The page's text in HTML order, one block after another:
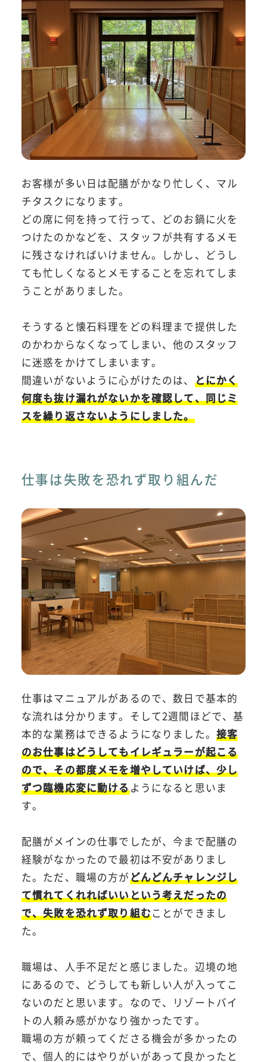
お客様が多い日は配膳がかなり忙しく、マル
チタスクになります。
どの席に何を持って行って、どのお鍋に火を
つけたのかなどを、スタッフが共有するメモ
に残さなければいけません。しかし、どうし
ても忙しくなるとメモすることを忘れてしま
うことがありました。
そうすると懐石料理をどの料理まで提供した
のかわからなくなってしまい、他のスタッフ
に迷惑をかけてしまいます。
間違いがないように心がけたのは、 とにかく
何度も抜け漏れがないかを確認して、同じミ
スを繰り返さないようにしました。
仕事は失敗を恐れず取り組んだ
仕事はマニュアルがあるので、数日で基本的
な流れは分かります。そして2週間ほどで、基
本的な業務はできるようになりました。 接客
のお仕事はどうしてもイレギュラーが起こる
ので、その都度メモを増やしていけば、少し
ずつ臨機応変に動けるようになると思いま
す。
配膳がメインの仕事でしたが、今まで配膳の
経験がなかったので最初は不安がありまし
た。ただ、職場の方がどんどんチャレンジし
て慣れてくれればいいという考えだったの
で、失敗を恐れず取り組むことができまし
た。
職場は、人手不足だと感じました。辺境の地
にあるので、どうしても新しい人が入ってこ
ないのだと思います。なので、リゾートバイ
トの人頼み感がかなり強かったです。
職場の方が頼ってくださる機会が多かったの
で、個人的にはやりがいがあって良かったと